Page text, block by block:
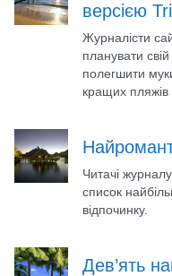
версією
Журналісти
планувати
полегшити
кращих пляжів
Читачі
список
відпочинку.
Дев’ять